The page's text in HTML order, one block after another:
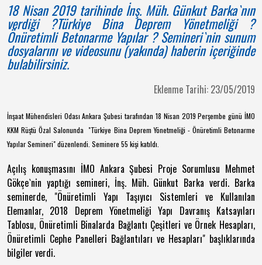
18 Nisan 2019 tarihinde İnş. Müh. Günkut Barka`nın
verdiği ?Türkiye Bina Deprem Yönetmeliği ?
Önüretimli Betonarme Yapılar ? Semineri`nin sunum
dosyalarını ve videosunu (yakında) haberin içeriğinde
bulabilirsiniz.
Eklenme Tarihi: 23/05/2019
İnşaat Mühendisleri Odası Ankara Şubesi tarafından 18 Nisan 2019 Perşembe günü İMO
KKM Rüştü Özal Salonunda "Türkiye Bina Deprem Yönetmeliği - Önüretimli Betonarme
Yapılar Semineri" düzenlendi. Seminere 55 kişi katıldı.
Açılış konuşmasını İMO Ankara Şubesi Proje Sorumlusu Mehmet
Gökçe`nin yaptığı semineri, İnş. Müh. Günkut Barka verdi. Barka
seminerde, "Önüretimli Yapı Taşıyıcı Sistemleri ve Kullanılan
Elemanlar, 2018 Deprem Yönetmeliği Yapı Davranış Katsayıları
Tablosu, Önüretimli Binalarda Bağlantı Çeşitleri ve Örnek Hesapları,
Önüretimli Cephe Panelleri Bağlantıları ve Hesapları" başlıklarında
bilgiler verdi.